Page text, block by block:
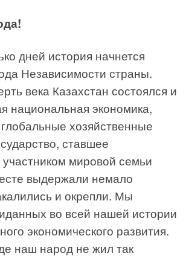
дней история начнется
Независимости страны.
века Казахстан состоялся и
национальная экономика,
хозяйственные
ставшее
мировой семьи
выдержали немало
и окрепли. Мы
во всей нашей истории
экономического развития.
наш народ не жил так